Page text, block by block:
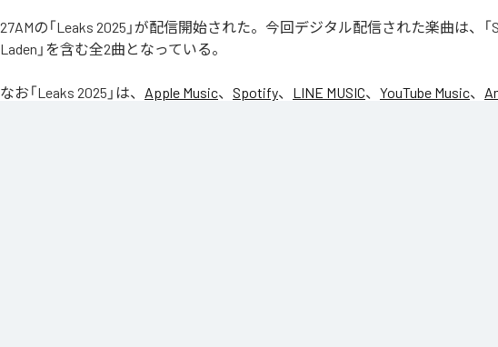
27AMの「Leaks 2025」が配信開始された。今回デジタル配信された楽曲は、「
Laden」を含む全2曲となっている。
なお「Leaks 2025 」は、 Apple Music、 Spotify、 LINE MUSIC、 YouTube Music、